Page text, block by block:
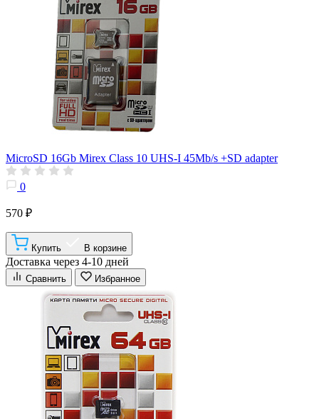
MicroSD 16Gb Mirex Class 10 UHS-I 45Mb/s +SD adapter
0
570 ₽
Купить В корзине
Доставка через 4-10 дней
Сравнить Избранное